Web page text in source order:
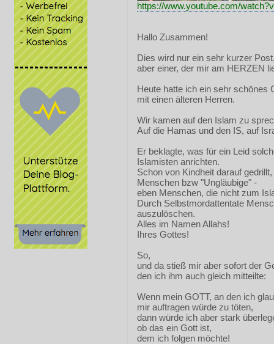
https://www.youtube.com/
Hallo Zusammen!
Dies wird nur ein sehr kurzer
aber einer, der mir am HERZEN
Heute hatte ich ein sehr schönes
mit einen älteren Herren.
Wir kamen auf den Islam zu
Auf die Hamas und den IS, auf
Er beklagte, was für ein Leid
Islamisten anrichten.
Schon von Kindheit darauf gedrillt,
Menschen bzw "Ungläubige" -
eben Menschen, die nicht zum
Durch Selbstmordattentate
auszulöschen.
Alles im Namen Allahs!
Ihres Gottes!
So,
und da stieß mir aber sofort der
den ich ihm auch gleich mitteilte:
Wenn mein GOTT, an den ich
mir auftragen würde zu töten,
dann würde ich aber stark
ob das ein Gott ist,
dem ich folgen möchte!